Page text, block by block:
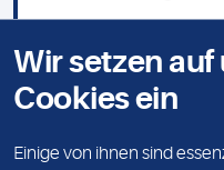
Bildnachweis:
Wir setzen
Cookies ein
Einige von ihnen sind